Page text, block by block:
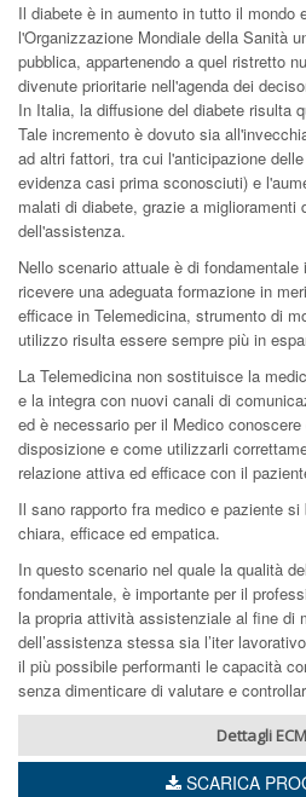
Il diabete è in aumento in tutto il mondo
l'Organizzazione Mondiale della Sanità
pubblica, appartenendo a quel ristretto
divenute prioritarie nell'agenda dei
In Italia, la diffusione del diabete risulta
Tale incremento è dovuto sia
ad altri fattori, tra cui l'anticipazione
evidenza casi prima sconosciuti) e
malati di diabete, grazie a miglioramenti
dell'assistenza.
Nello scenario attuale è di
ricevere una adeguata formazione in
efficace in Telemedicina, strumento di
utilizzo risulta essere sempre più in
La Telemedicina non sostituisce la
e la integra con nuovi canali di
ed è necessario per il Medico
disposizione e come utilizzarli
relazione attiva ed efficace con il
Il sano rapporto fra medico e paziente
chiara, efficace ed empatica.
In questo scenario nel quale la qualità
fondamentale, è importante per il
la propria attività assistenziale al fine di
dell’assistenza stessa sia l’iter
il più possibile performanti le capacità
senza dimenticare di valutare e
Dettagli ECM
SCARICA